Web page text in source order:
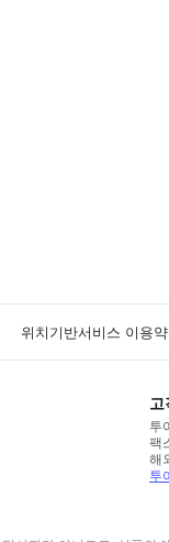
위치기반서비스 이용
고
투
팩
해
투